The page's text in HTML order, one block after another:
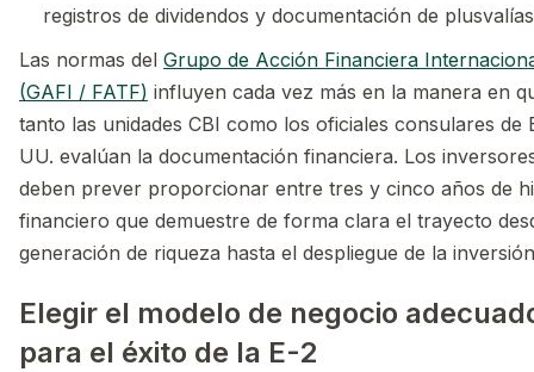
registros de dividendos y documentación de plusvalías
Las normas del Grupo de Acción Financiera
(GAFI / FATF) influyen cada vez más en la manera en
tanto las unidades CBI como los oficiales consulares de
UU. evalúan la documentación financiera. Los
deben prever proporcionar entre tres y cinco años de
financiero que demuestre de forma clara el trayecto
generación de riqueza hasta el despliegue de la
Elegir el modelo de negocio
para el éxito de la E-2